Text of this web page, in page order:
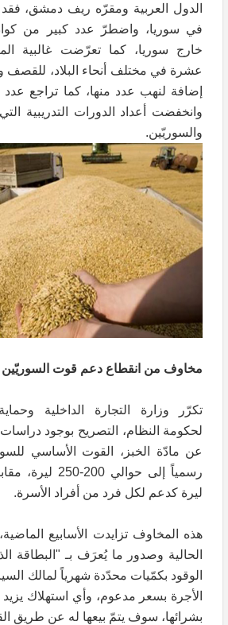
الدول العربية ومقرّه ريف دمشق، فقد
في سوريا، واضطرّ عدد كبير من
خارج سوريا، كما تعرّضت غالبية
عشرة في مختلف أنحاء البلاد، للقصف
إضافة لنهب عدد منها، كما تراجع عدد
وانخفضت أعداد الدورات التدريبية
والسوريّين.
مخاوف من انقطاع دعم قوت السوريّين
تكرّر وزارة التجارة الداخلية
لحكومة النظام، التصريح بوجود
عن مادّة الخبز، القوت الأساسي
ليرة كدعم لكل فرد من أفراد الأسرة.
هذه المخاوف تزايدت الأسابيع
الحالية وصدور ما يُعرَف بـ "البطاقة
الوقود بكمّيات محدّدة شهرياً لمالك
الأجرة بسعر مدعوم، وأي استهلاك
بشرائها، سوف يتمّ بيعها له عن طريق